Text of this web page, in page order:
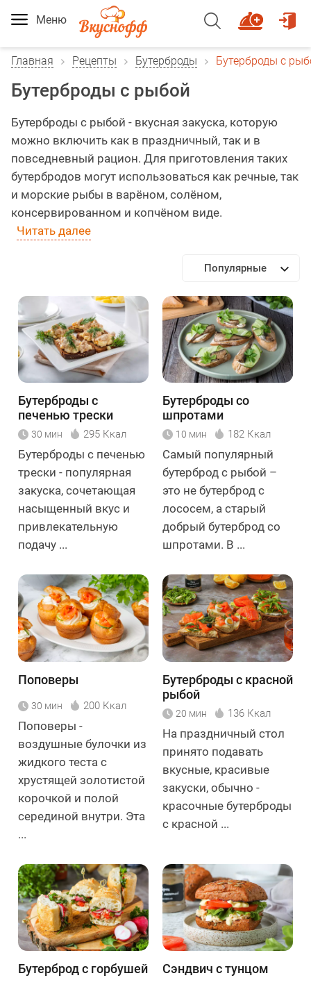
Меню
Главная Рецепты Бутерброды Бутерброды с
Бутерброды с рыбой
Бутерброды с рыбой - вкусная закуска, которую
можно включить как в праздничный, так и в
повседневный рацион. Для приготовления таких
бутербродов могут использоваться как речные, так
и морские рыбы в варёном, солёном,
консервированном и копчёном виде.
Читать далее
Популярные
Бутерброды с
печенью трески
30 мин 295 Ккал
Бутерброды с печенью
трески - популярная
закуска, сочетающая
насыщенный вкус и
привлекательную
подачу ...
Бутерброды со
шпротами
10 мин 182 Ккал
Самый популярный
бутерброд с рыбой –
это не бутерброд с
лососем, а старый
добрый бутерброд со
шпротами. В ...
Поповеры
30 мин 200 Ккал
Поповеры -
воздушные булочки из
жидкого теста с
хрустящей золотистой
корочкой и полой
серединой внутри. Эта
...
Бутерброды с красной
рыбой
20 мин 136 Ккал
На праздничный стол
принято подавать
вкусные, красивые
закуски, обычно -
красочные бутерброды
с красной ...
Бутерброд с горбушей Сэндвич с тунцом